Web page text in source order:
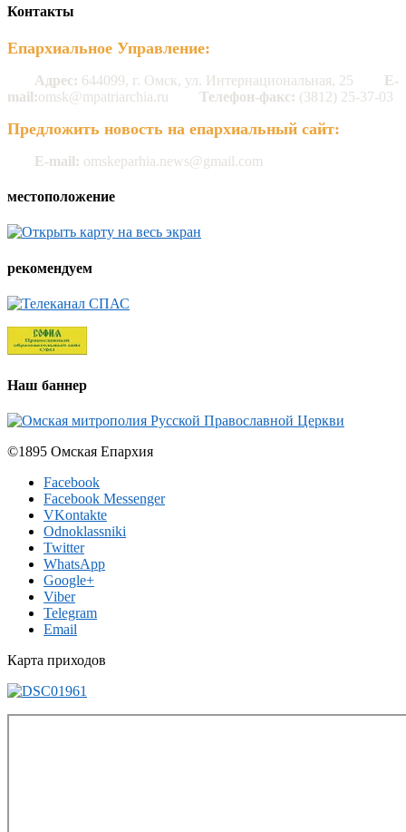
Контакты
Епархиальное Управление:
Адрес: 644099, г. Омск, ул. Интернациональная, 25
E-
mail:omsk@mpatriarchia.ru Телефон-факс: (3812) 25-37-03
Предложить новость на епархиальный сайт:
E-mail: omskeparhia.news@gmail.com
местоположение
рекомендуем
Наш баннер
©1895 Омская Епархия
Facebook
Facebook Messenger
VKontakte
Odnoklassniki
Twitter
WhatsApp
Google+
Viber
Telegram
Email
Карта приходов